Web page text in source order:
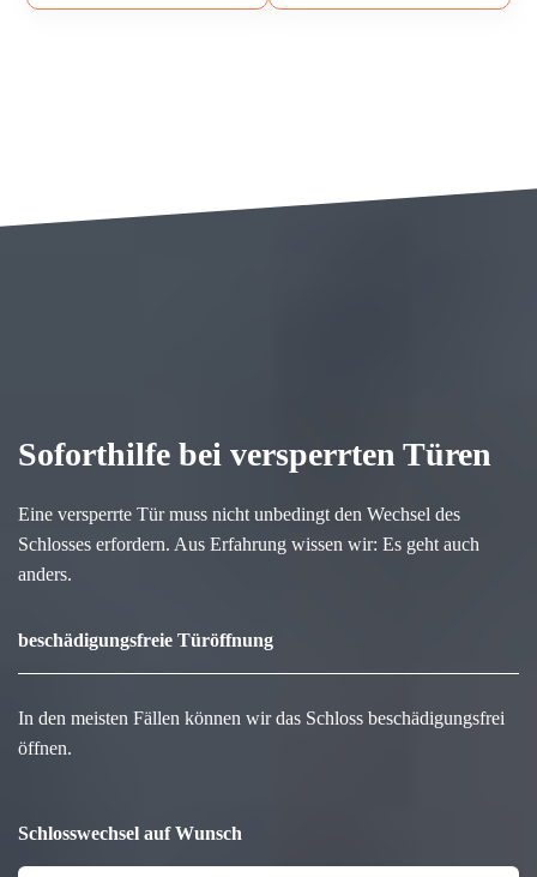
Soforthilfe bei versperrten Türen
Eine versperrte Tür muss nicht unbedingt den Wechsel des
Schlosses erfordern. Aus Erfahrung wissen wir: Es geht auch
anders.
beschädigungsfreie Türöffnung
In den meisten Fällen können wir das Schloss beschädigungsfrei
öffnen.
Schlosswechsel auf Wunsch